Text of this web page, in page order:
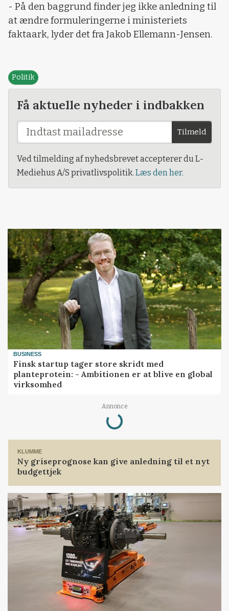
- På den baggrund finder jeg ikke anledning til
at ændre formuleringerne i ministeriets
faktaark, lyder det fra Jakob Ellemann-Jensen.
Politik
Få aktuelle nyheder i indbakken
Tilmeld
Ved tilmelding af nyhedsbrevet accepterer du L-
Mediehus A/S privatlivspolitik. Læs den her.
BUSINESS
Finsk startup tager store skridt med
planteprotein: - Ambitionen er at blive en global
virksomhed
Annonce
Loading...
KLUMME
Ny griseprognose kan give anledning til et nyt
budgettjek